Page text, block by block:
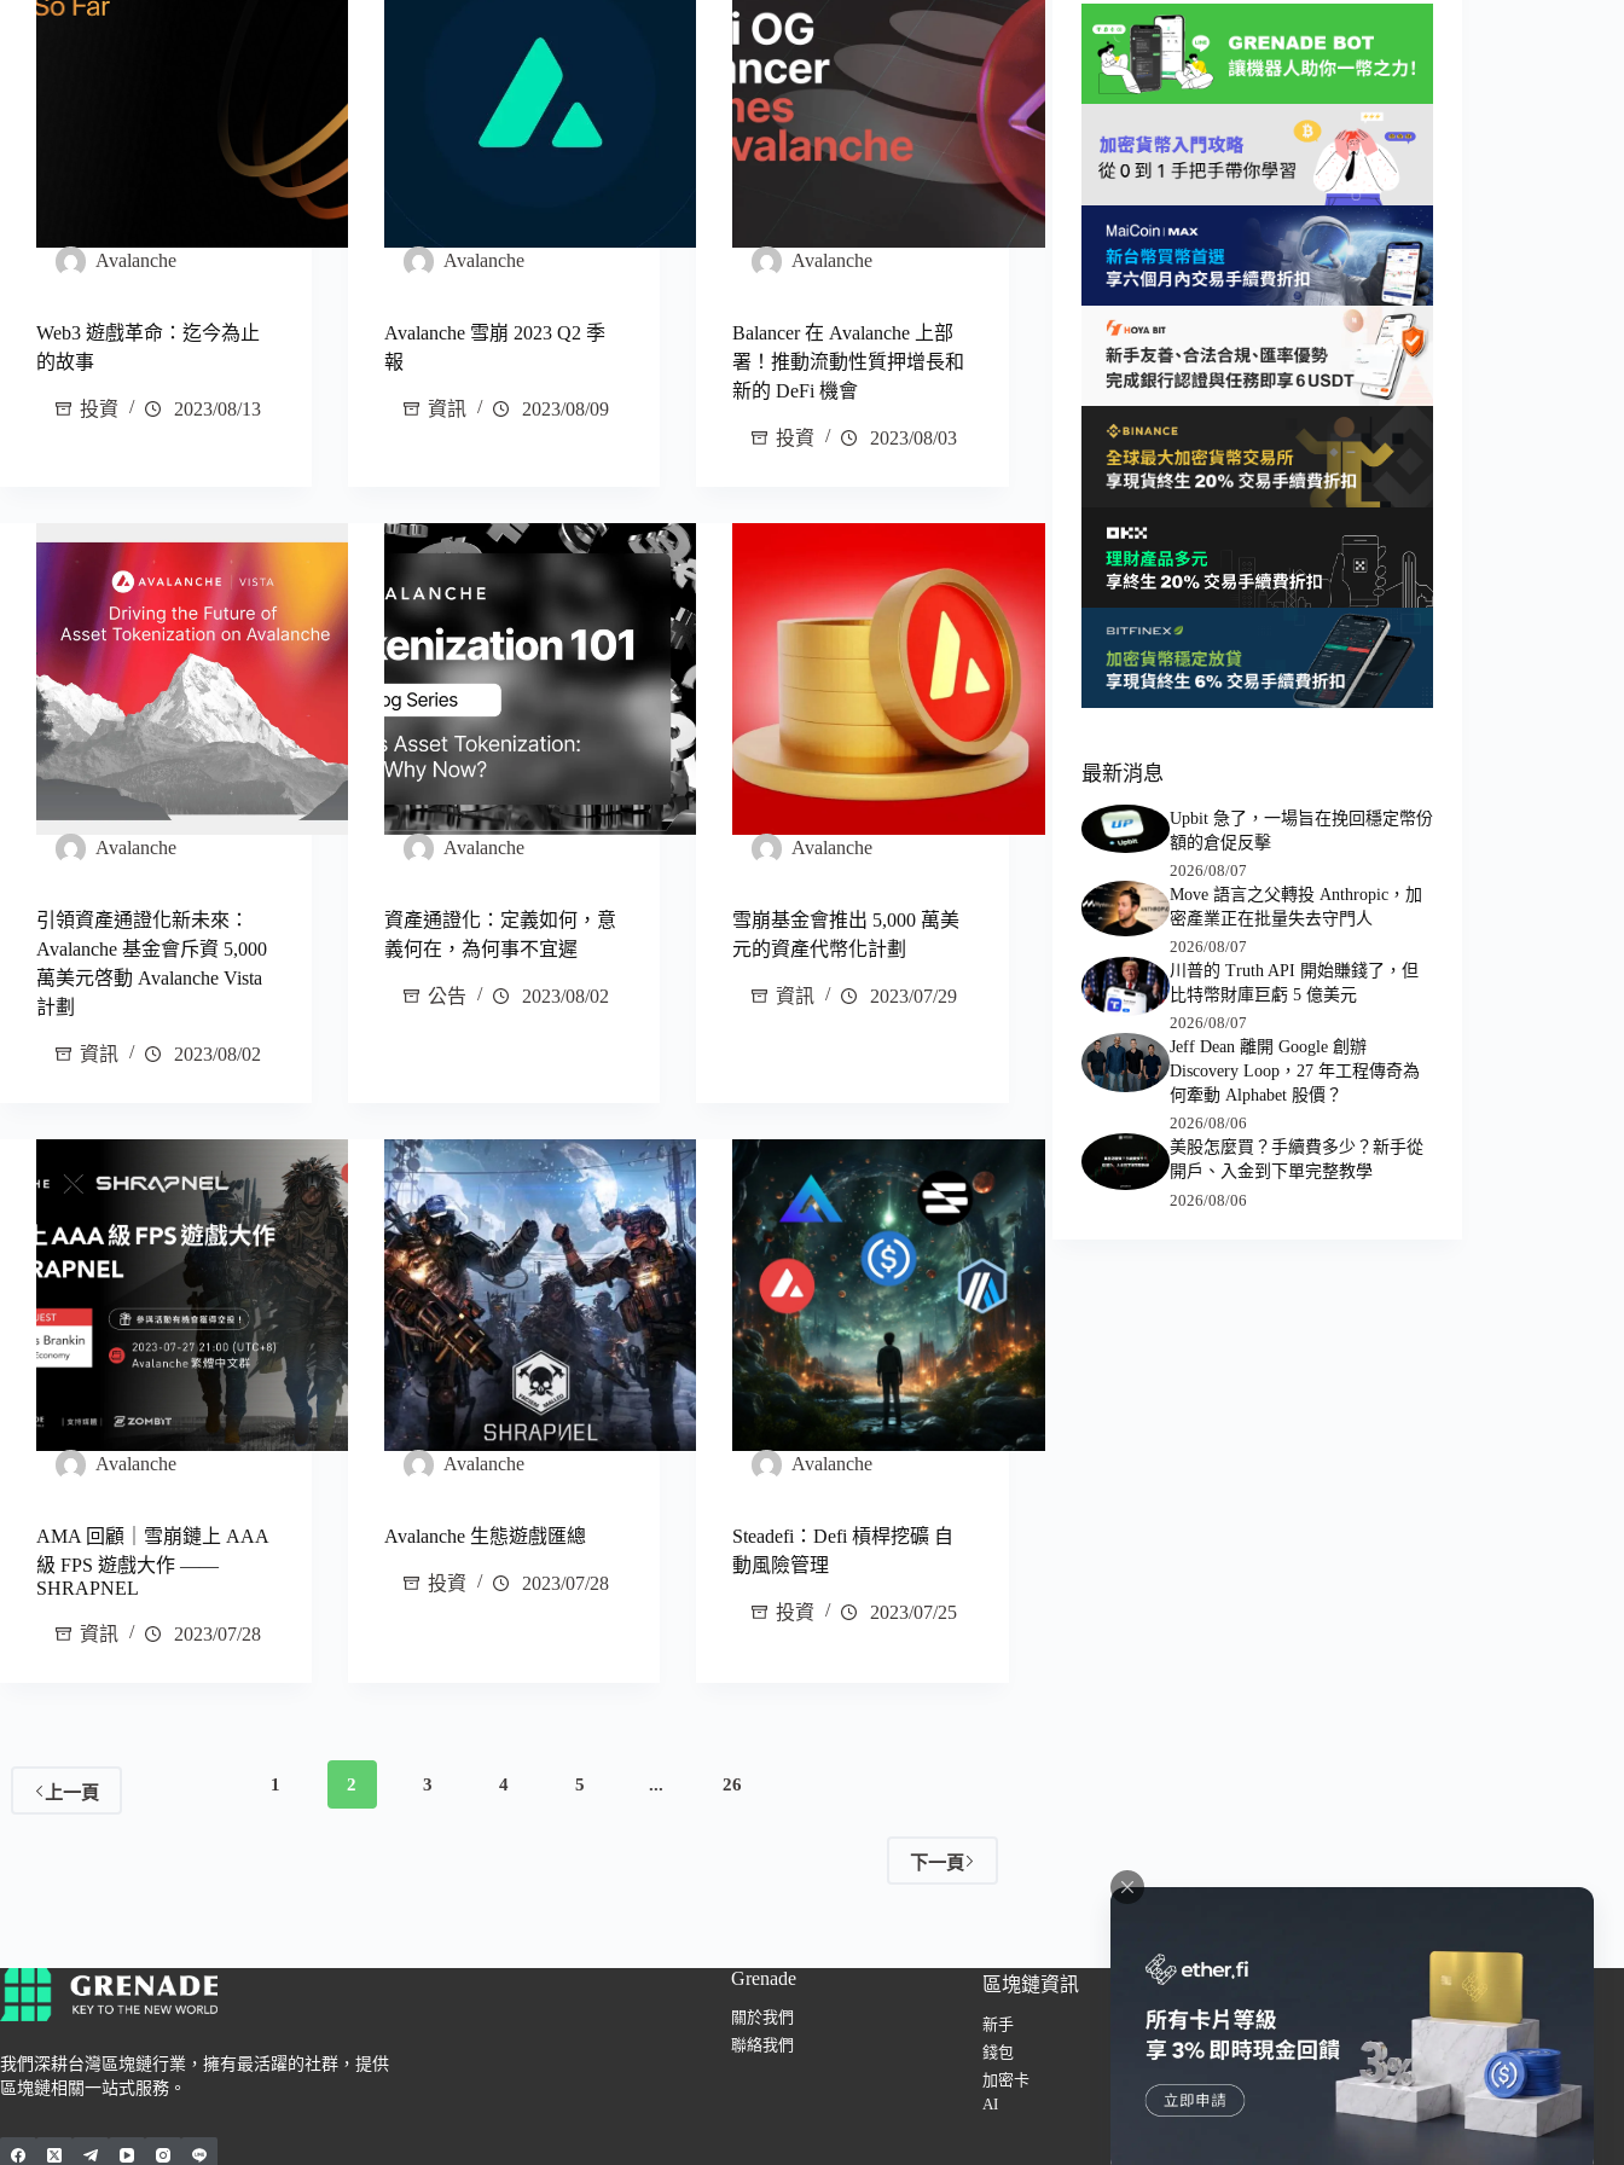
Avalanche
Web3 遊戲革命：迄今為止
的故事
投資 2023/08/13
Avalanche
Avalanche 雪崩 2023 Q2 季
報
資訊 2023/08/09
Avalanche
Balancer 在 Avalanche 上部
署！推動流動性質押增長和
新的 DeFi 機會
投資 2023/08/03
Avalanche
引領資產通證化新未來：
Avalanche 基金會斥資 5,000
萬美元啓動 Avalanche Vista
計劃
資訊 2023/08/02
Avalanche
資產通證化：定義如何，意
義何在，為何事不宜遲
公告 2023/08/02
Avalanche
雪崩基金會推出 5,000 萬美
元的資產代幣化計劃
資訊 2023/07/29
Avalanche
AMA 回顧｜雪崩鏈上 AAA
級 FPS 遊戲大作 ——
SHRAPNEL
資訊 2023/07/28
Avalanche
Avalanche 生態遊戲匯總
投資 2023/07/28
Avalanche
Steadefi：Defi 槓桿挖礦 自
動風險管理
投資 2023/07/25
上一頁 1 2 3 4 5 ... 26
下一頁
最新消息
Upbit 急了，一場旨在挽回穩定幣份
額的倉促反擊
2026/08/07
Move 語言之父轉投 Anthropic，加
密產業正在批量失去守門人
2026/08/07
川普的 Truth API 開始賺錢了，但
比特幣財庫巨虧 5 億美元
2026/08/07
Jeff Dean 離開 Google 創辦
Discovery Loop，27 年工程傳奇為
何牽動 Alphabet 股價？
2026/08/06
美股怎麼買？手續費多少？新手從
開戶、入金到下單完整教學
2026/08/06
我們深耕台灣區塊鏈行業，擁有最活躍的社群，提供
區塊鏈相關一站式服務。
Grenade
關於我們
聯絡我們
區塊鏈資訊
新手
錢包
加密卡
AI
交易所
幣安
Bybit
HOYA BIT
Pionex